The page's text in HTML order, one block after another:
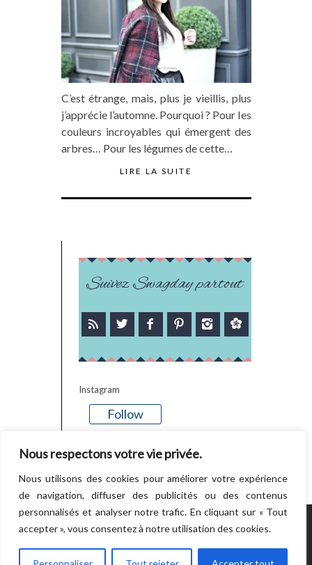
Nous respectons votre vie privée.
Nous utilisons des cookies pour améliorer votre expérience
de navigation, diffuser des publicités ou des contenus
personnalisés et analyser notre trafic. En cliquant sur « Tout
accepter », vous consentez à notre utilisation des cookies.
C’est étrange, mais, plus je vieillis, plus
j’apprécie l’automne. Pourquoi ? Pour les
couleurs incroyables qui émergent des
arbres… Pour les légumes de cette…
LIRE LA SUITE
Suivez Swagday partout
Instagram
Follow
POWERED BY WORDPRESS.CREATED BY
THEMESINDEP